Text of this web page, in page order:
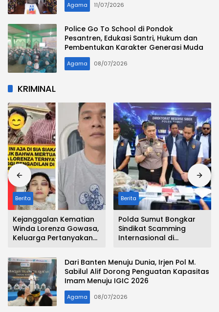
Agama 11/07/2026
Police Go To School di Pondok
Pesantren, Edukasi Santri, Hukum dan
Pembentukan Karakter Generasi Muda
Agama 08/07/2026
KRIMINAL
Berita
Kejanggalan Kematian
Winda Lorenza Gowasa,
Keluarga Pertanyakan
Ada Indikasi Tindak
Pidana “
Berita
Polda Sumut Bongkar
Sindikat Scamming
Internasional di
Dari Banten Menuju Dunia, Irjen Pol M.
Sabilul Alif Dorong Penguatan Kapasitas
Imam Menuju IGIC 2026
Agama 08/07/2026